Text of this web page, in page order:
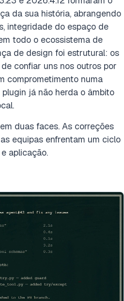
da sua história, abrangendo
integridade do espaço de
todo o ecossistema de
de design foi estrutural: os
confiar uns nos outros por
comprometimento numa
já não herda o âmbito
duas faces. As correções
equipas enfrentam um ciclo
aplicação.